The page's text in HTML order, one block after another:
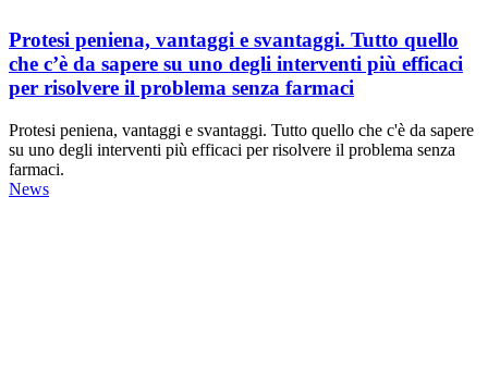
Protesi peniena, vantaggi e svantaggi. Tutto quello
che c’è da sapere su uno degli interventi più efficaci
per risolvere il problema senza farmaci
Protesi peniena, vantaggi e svantaggi. Tutto quello che c'è da sapere
su uno degli interventi più efficaci per risolvere il problema senza
farmaci.
News